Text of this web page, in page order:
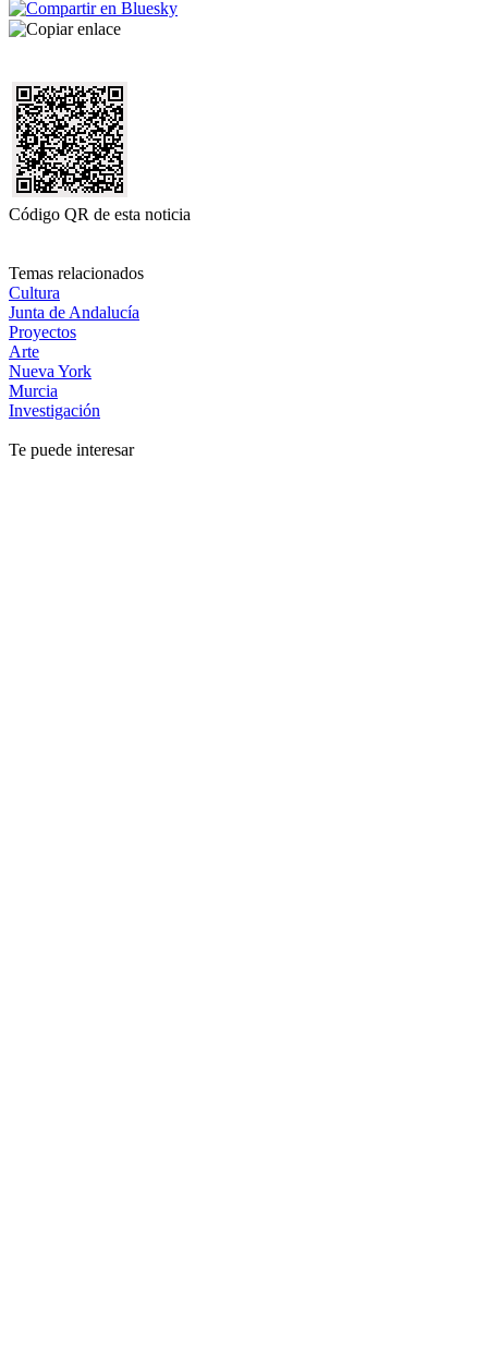
Código QR de esta noticia
Temas relacionados
Cultura
Junta de Andalucía
Proyectos
Arte
Nueva York
Murcia
Investigación
Te puede interesar